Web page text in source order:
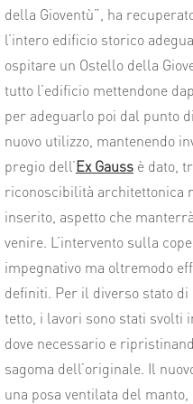
della Gioventù”, ha
l’intero edificio storico
ospitare un Ostello della
tutto l’edificio mettendone
per adeguarlo poi dal punto
nuovo utilizzo, mantenendo
pregio dell’Ex Gauss è dato,
riconoscibilità architettonica
inserito, aspetto che
venire. L’intervento sulla
impegnativo ma oltremodo
definiti. Per il diverso stato
tetto, i lavori sono stati svolti
dove necessario e
sagoma dell’originale. Il
una posa ventilata del